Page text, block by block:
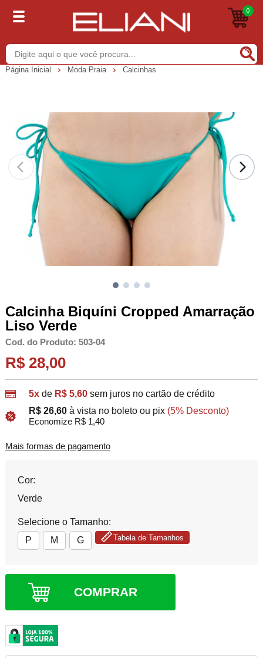
0
Página Inicial Moda Praia Calcinhas
Calcinha Biquíni Cropped Amarração
Liso Verde
Cod. do Produto: 503-04
R$ 28,00
5xde R$ 5,60 sem juros no cartão de crédito
R$ 26,60 à vista no boleto ou pix (5% Desconto)
Economize R$ 1,40
Mais formas de pagamento
Cor:
Verde
Selecione o Tamanho:
P
M G Tabela de Tamanhos
COMPRAR